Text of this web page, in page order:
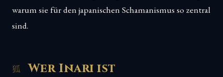
warum sie für den japanischen Schamanismus so zentral
sind.
Wer Inari ist